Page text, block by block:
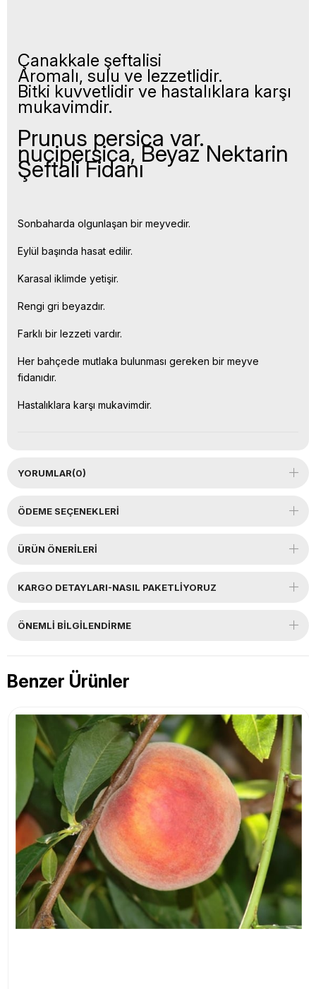
Çanakkale şeftalisi
Aromalı, sulu ve lezzetlidir.
Bitki kuvvetlidir ve hastalıklara karşı
mukavimdir.
Prunus persica var.
nucipersica, Beyaz Nektarin
Şeftali Fidanı
Sonbaharda olgunlaşan bir meyvedir.
Eylül başında hasat edilir.
Karasal iklimde yetişir.
Rengi gri beyazdır.
Farklı bir lezzeti vardır.
Her bahçede mutlaka bulunması gereken bir meyve
fidanıdır.
Hastalıklara karşı mukavimdir.
YORUMLAR(0)
ÖDEME SEÇENEKLERI
ÜRÜN ÖNERILERI
KARGO DETAYLARI-NASIL PAKETLİYORUZ
ÖNEMLI BILGILENDIRME
Benzer Ürünler